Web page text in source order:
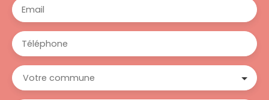
Email
Téléphone
Votre commune